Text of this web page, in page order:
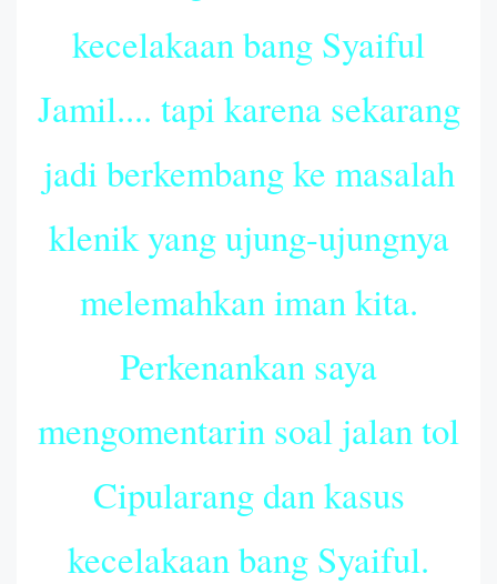
kecelakaan bang Syaiful
Jamil.... tapi karena sekarang
jadi berkembang ke masalah
klenik yang ujung-ujungnya
melemahkan iman kita.
Perkenankan saya
mengomentarin soal jalan tol
Cipularang dan kasus
kecelakaan bang Syaiful.